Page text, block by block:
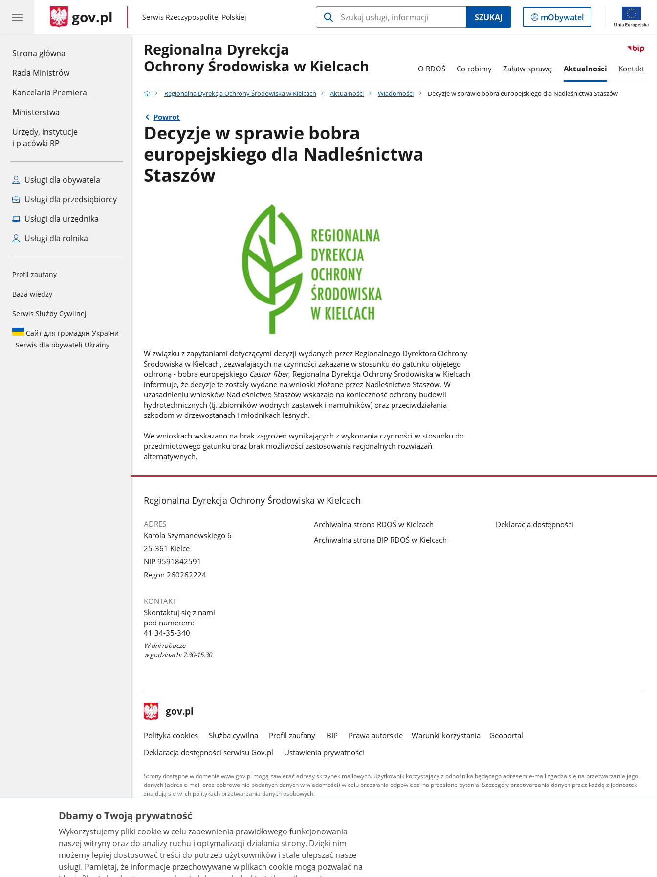
Strona główna
Rada Ministrów
Kancelaria Premiera
Ministerstwa
Urzędy, instytucje
i placówki RP
Usługi dla obywatela
Usługi dla przedsiębiorcy
Usługi dla urzędnika
Usługi dla rolnika
Profil zaufany
Baza wiedzy
Serwis Służby Cywilnej
Сайт для громадян України
–Serwis dla obywateli Ukrainy
gov.pl gov.pl
Serwis Rzeczypospolitej Polskiej SZUKAJ
Logowanie
do
mObywatel
Regionalna Dyrekcja
Ochrony Środowiska w Kielcach
O RDOŚ Co robimy Załatw sprawę Aktualności Kontakt
Regionalna Dyrekcja Ochrony Środowiska w Kielcach Aktualności Wiadomości Decyzje w sprawie bobra europejskiego dla Nadleśnictwa Staszów
Powrót
Decyzje w sprawie bobra
europejskiego dla Nadleśnictwa
Staszów
W związku z zapytaniami dotyczącymi decyzji wydanych przez Regionalnego Dyrektora Ochrony
Środowiska w Kielcach, zezwalających na czynności zakazane w stosunku do gatunku objętego
ochroną - bobra europejskiego Castor fiber, Regionalna Dyrekcja Ochrony Środowiska w Kielcach
informuje, że decyzje te zostały wydane na wnioski złożone przez Nadleśnictwo Staszów. W
uzasadnieniu wniosków Nadleśnictwo Staszów wskazało na konieczność ochrony budowli
hydrotechnicznych (tj. zbiorników wodnych zastawek i namulników) oraz przeciwdziałania
szkodom w drzewostanach i młodnikach leśnych.
We wnioskach wskazano na brak zagrożeń wynikających z wykonania czynności w stosunku do
przedmiotowego gatunku oraz brak możliwości zastosowania racjonalnych rozwiązań
alternatywnych.
stopka
Regionalna Dyrekcja Ochrony Środowiska w Kielcach
ADRES
Karola Szymanowskiego 6
25-361 Kielce
NIP 9591842591
Regon 260262224
KONTAKT
Skontaktuj się z nami
pod numerem:
41 34-35-340
W dni robocze
w godzinach: 7:30-15:30
Archiwalna strona RDOŚ w Kielcach
Archiwalna strona BIP RDOŚ w Kielcach
Deklaracja dostępności
stopka
gov.pl Strona
gov.pl
gov.pl
Polityka cookies Służba cywilna Profil zaufany BIP Prawa autorskie Warunki korzystania
Geoportal
Deklaracja dostępności serwisu Gov.pl
Ustawienia prywatności
Strony dostępne w domenie www.gov.pl mogą zawierać adresy skrzynek mailowych. Użytkownik korzystający z odnośnika będącego adresem e-mail zgadza się na przetwarzanie jego
danych (adres e-mail oraz dobrowolnie podanych danych w wiadomości) w celu przesłania odpowiedzi na przesłane pytania. Szczegóły przetwarzania danych przez każdą z jednostek
znajdują się w ich politykach przetwarzania danych osobowych.
Treści tekstowe publikowane w serwisie (z wyłączeniem treści audiowizualnych), są
udostępniane na licencji typu Creative Commons: uznanie autorstwa - na tych samych
warunkach 4.0 (CC BY-SA 4.0). Materiały audiowizualne, w tym zdjęcia, materiały audio i wideo,
są udostępniane na licencji typu Creative Commons: uznanie autorstwa użycie niekomercyjne -
bez utworów zależnych 4.0 (CC BY-NC-ND 4.0), o ile nie jest to stwierdzone inaczej.
Dbamy o Twoją prywatność
Wykorzystujemy pliki cookie w celu zapewnienia prawidłowego funkcjonowania
naszej witryny oraz do analizy ruchu i optymalizacji działania strony. Dzięki nim
możemy lepiej dostosować treści do potrzeb użytkowników i stale ulepszać nasze
usługi. Pamiętaj, że informacje przechowywane w plikach cookie mogą pozwalać na